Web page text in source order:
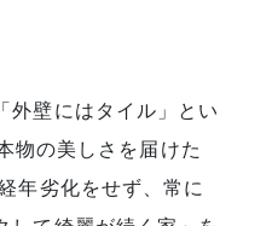
外壁にはタイル」とい
物の美しさを届けた
年劣化をせず、常に